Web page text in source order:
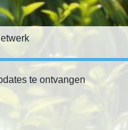
te ontvangen